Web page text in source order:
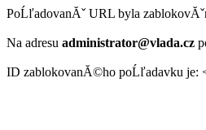
PoĹľadovanĂˇ URL byla
Na adresu administrator@vlada.cz
ID zablokovanĂ©ho poĹľadavku je: